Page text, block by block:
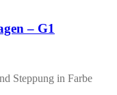
– G1
Steppung in Farbe